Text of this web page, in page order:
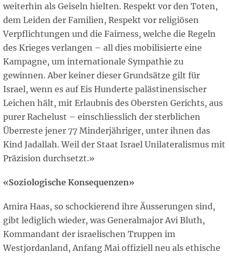
weiterhin als Geiseln hielten. Respekt vor den Toten,
dem Leiden der Familien, Respekt vor religiösen
Verpflichtungen und die Fairness, welche die Regeln
des Krieges verlangen – all dies mobilisierte eine
Kampagne, um internationale Sympathie zu
gewinnen. Aber keiner dieser Grundsätze gilt für
Israel, wenn es auf Eis Hunderte palästinensischer
Leichen hält, mit Erlaubnis des Obersten Gerichts, aus
purer Rachelust – einschliesslich der sterblichen
Überreste jener 77 Minderjähriger, unter ihnen das
Kind Jadallah. Weil der Staat Israel Unilateralismus mit
Präzision durchsetzt.»
«Soziologische Konsequenzen»
Amira Haas, so schockierend ihre Äusserungen sind,
gibt lediglich wieder, was Generalmajor Avi Bluth,
Kommandant der israelischen Truppen im
Westjordanland, Anfang Mai offiziell neu als ethische